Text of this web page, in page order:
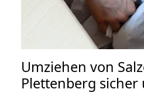
Umziehen von
Plettenberg sicher